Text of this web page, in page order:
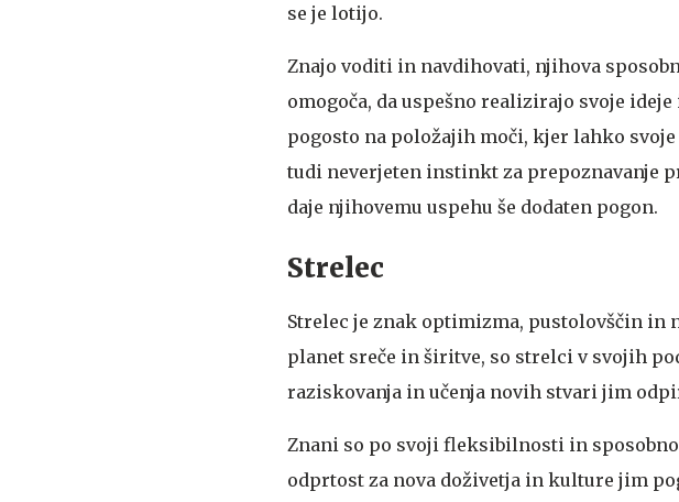
se je lotijo.
Znajo voditi in navdihovati, njihova
omogoča, da uspešno realizirajo svoje
pogosto na položajih moči, kjer lahko
tudi neverjeten instinkt za
daje njihovemu uspehu še dodaten pogon.
Strelec
Strelec je znak optimizma, pustolovščin in
planet sreče in širitve, so strelci v svojih
raziskovanja in učenja novih stvari jim
Znani so po svoji fleksibilnosti in
odprtost za nova doživetja in kulture jim